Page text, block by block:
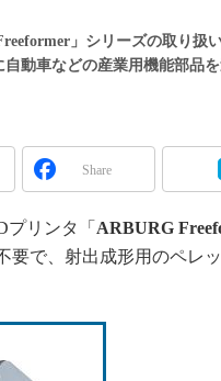
FRONTIER
のづくりワールド
WORLD
ープンネット展
組み込み画像技術
組み込みモデリング
ISO26262
3Dプリンタ
イノベーション
」シリーズの取り扱
動車などの産業用機能部品
Share
リンタ「 ARBURG
要で、射出成形用のペレ